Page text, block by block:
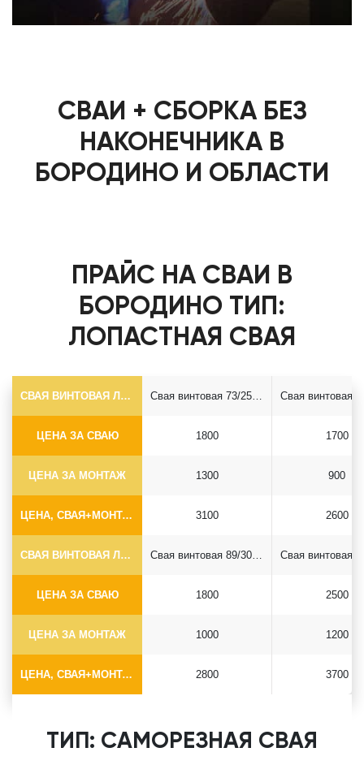
СВАИ + СБОРКА БЕЗ
НАКОНЕЧНИКА В
БОРОДИНО И ОБЛАСТИ
ПРАЙС НА СВАИ В
БОРОДИНО ТИП:
ЛОПАСТНАЯ СВАЯ
СВАЯ ВИНТОВАЯ ЛОПАСТНАЯ Ф73*5.5
ЦЕНА ЗА СВАЮ
ЦЕНА ЗА МОНТАЖ
ЦЕНА, СВАЯ+МОНТАЖ (БЕЗ ОГОЛОВКА)
1800
1300
3100
1700
900
2600
СВАЯ ВИНТОВАЯ ЛОПАСТНАЯ Ф89*6.5
ЦЕНА ЗА СВАЮ
ЦЕНА ЗА МОНТАЖ
ЦЕНА, СВАЯ+МОНТАЖ (БЕЗ ОГОЛОВКА)
1800
1000
2800
2500
1200
3700
ТИП: САМОРЕЗНАЯ СВАЯ